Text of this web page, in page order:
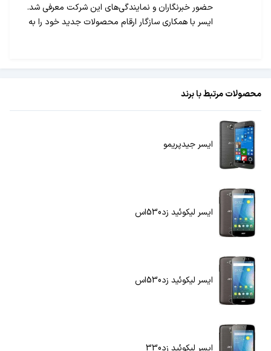
حضور خبرنگاران و نمایندگی‌های این شرکت معرفی شد.
ایسر با همکاری سازگار ارقام محصولات جدید خود را به
محصولات مرتبط با برند
ایسر جیدپریمو
ایسر لیکوئید زد530اس
ایسر لیکوئید زد530اس
ایسر لیکوئید زد330